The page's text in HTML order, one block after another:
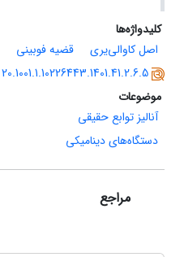
کلیدواژه‌ها
اصل کاوالی‌یری
قضیه فوبینی
20.1001.1.10226443.1401.41.2.6.5
موضوعات
آنالیز توابع حقیقی
دستگاه‌های دینامیکی
مراجع